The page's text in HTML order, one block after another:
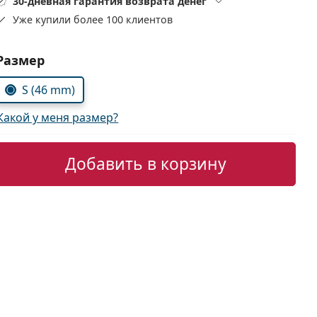
Уже купили более 100 клиентов
параметры:
S (46 mm)
у меня размер?
Добавить в корзину